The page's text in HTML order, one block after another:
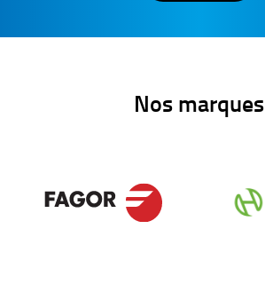
Nos marques